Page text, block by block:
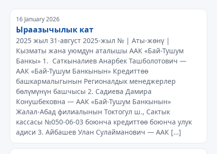
Мүчөлөр
Кызматташтык
Байланыш
16 January 2026
Ыраазычылык кат
2025 жыл 31-август 2025-жыл № | Аты-жөнү |
Кызматы жана уюмдун аталышы ААК «Бай-Тушум
Банкы» 1. Саткыналиев Анарбек Ташболотович —
ААК «Бай-Тушум Банкынын» Кредиттөө
башкармалыгынын Регионалдык менеджерлер
бөлүмүнүн башчысы 2. Садиева Дамира
Конушбековна — ААК «Бай-Тушум Банкынын»
Жалал-Абад филиалынын Токтогул ш., Сактык
кассасы №050-06-03 боюнча кредиттөө боюнча улук
адиси 3. Айбашев Улан Сулайманович — ААК […]